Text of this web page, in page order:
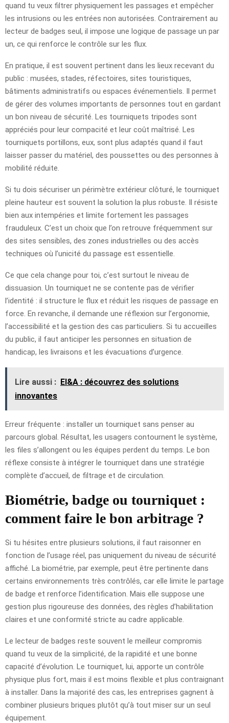
quand tu veux filtrer physiquement les passages et empêcher
les intrusions ou les entrées non autorisées. Contrairement au
lecteur de badges seul, il impose une logique de passage un par
un, ce qui renforce le contrôle sur les flux.
En pratique, il est souvent pertinent dans les lieux recevant du
public : musées, stades, réfectoires, sites touristiques,
bâtiments administratifs ou espaces événementiels. Il permet
de gérer des volumes importants de personnes tout en gardant
un bon niveau de sécurité. Les tourniquets tripodes sont
appréciés pour leur compacité et leur coût maîtrisé. Les
tourniquets portillons, eux, sont plus adaptés quand il faut
laisser passer du matériel, des poussettes ou des personnes à
mobilité réduite.
Si tu dois sécuriser un périmètre extérieur clôturé, le tourniquet
pleine hauteur est souvent la solution la plus robuste. Il résiste
bien aux intempéries et limite fortement les passages
frauduleux. C’est un choix que l’on retrouve fréquemment sur
des sites sensibles, des zones industrielles ou des accès
techniques où l’unicité du passage est essentielle.
Ce que cela change pour toi, c’est surtout le niveau de
dissuasion. Un tourniquet ne se contente pas de vérifier
l’identité : il structure le flux et réduit les risques de passage en
force. En revanche, il demande une réflexion sur l’ergonomie,
l’accessibilité et la gestion des cas particuliers. Si tu accueilles
du public, il faut anticiper les personnes en situation de
handicap, les livraisons et les évacuations d’urgence.
Lire aussi : EI&A : découvrez des solutions
innovantes
Erreur fréquente : installer un tourniquet sans penser au
parcours global. Résultat, les usagers contournent le système,
les files s’allongent ou les équipes perdent du temps. Le bon
réflexe consiste à intégrer le tourniquet dans une stratégie
complète d’accueil, de filtrage et de circulation.
Biométrie, badge ou tourniquet :
comment faire le bon arbitrage ?
Si tu hésites entre plusieurs solutions, il faut raisonner en
fonction de l’usage réel, pas uniquement du niveau de sécurité
affiché. La biométrie, par exemple, peut être pertinente dans
certains environnements très contrôlés, car elle limite le partage
de badge et renforce l’identification. Mais elle suppose une
gestion plus rigoureuse des données, des règles d’habilitation
claires et une conformité stricte au cadre applicable.
Le lecteur de badges reste souvent le meilleur compromis
quand tu veux de la simplicité, de la rapidité et une bonne
capacité d’évolution. Le tourniquet, lui, apporte un contrôle
physique plus fort, mais il est moins flexible et plus contraignant
à installer. Dans la majorité des cas, les entreprises gagnent à
combiner plusieurs briques plutôt qu’à tout miser sur un seul
équipement.